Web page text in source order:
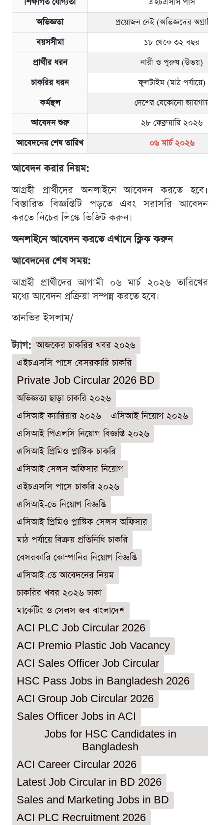
শিক্ষাগত যোগ্যতা
এইচএসসি পাস
অভিজ্ঞতা
প্রয়োজন নেই (অভিজ্ঞদের
বয়সসীমা
১৮ থেকে ৩২ বছর
প্রার্থীর ধরন
নারী ও পুরুষ (উভয়)
চাকরির ধরন
ফুলটাইম (মাঠ পর্যায়ে)
কর্মস্থল
দেশের যেকোনো জায়গায়
আবেদন শুরু
২৮ ফেব্রুয়ারি ২০২৬
আবেদনের শেষ তারিখ
০৬ মার্চ ২০২৬
আবেদন করার নিয়ম:
আগ্রহী প্রার্থীদের অনলাইনে আবেদন করতে হবে।
বিস্তারিত বিজ্ঞপ্তিটি পড়তে এবং সরাসরি আবেদন
করতে নিচের লিঙ্কে ভিজিট করুন।
অনলাইনে আবেদন করতে এখানে ক্লিক করুন
আবেদনের শেষ সময়:
আগ্রহী প্রার্থীদের আগামী ০৬ মার্চ ২০২৬ তারিখের
মধ্যে আবেদন প্রক্রিয়া সম্পন্ন করতে হবে।
তানভির ইসলাম/
ট্যাগ: আজকের চাকরির খবর ২০২৬
এইচএসসি পাসে বেসরকারি চাকরি
Private Job Circular 2026 BD
অভিজ্ঞতা ছাড়া চাকরি ২০২৬
এসিআই ক্যারিয়ার ২০২৬
এসিআই নিয়োগ ২০২৬
এসিআই পিএলসি নিয়োগ বিজ্ঞপ্তি ২০২৬
এসিআই প্রিমিও প্লাস্টিক চাকরি
এসিআই সেলস অফিসার নিয়োগ
এইচএসসি পাসে চাকরি ২০২৬
এসিআই-তে নিয়োগ বিজ্ঞপ্তি
এসিআই প্রিমিও প্লাস্টিক সেলস অফিসার
মাঠ পর্যায়ে বিক্রয় প্রতিনিধি চাকরি
বেসরকারি কোম্পানির নিয়োগ বিজ্ঞপ্তি
এসিআই-তে আবেদনের নিয়ম
চাকরির খবর ২০২৬ ঢাকা
মার্কেটিং ও সেলস জব বাংলাদেশ
ACI PLC Job Circular 2026
ACI Premio Plastic Job Vacancy
ACI Sales Officer Job Circular
HSC Pass Jobs in Bangladesh 2026
ACI Group Job Circular 2026
Sales Officer Jobs in ACI
Jobs for HSC Candidates in
Bangladesh
ACI Career Circular 2026
Latest Job Circular in BD 2026
Sales and Marketing Jobs in BD
ACI PLC Recruitment 2026